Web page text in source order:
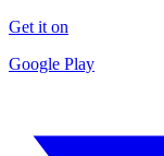
Get it on
Google Play